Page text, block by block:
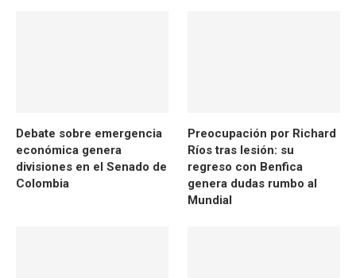
Debate sobre emergencia
económica genera
divisiones en el Senado de
Colombia
Preocupación por Richard
Ríos tras lesión: su
regreso con Benfica
genera dudas rumbo al
Mundial